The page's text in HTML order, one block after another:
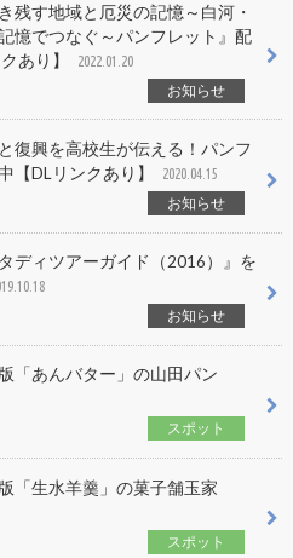
残す地域と厄災の記憶～白河・
憶でつなぐ～パンフレット』配
あり】
2022.01.20
お知らせ
復興を高校生が伝える！パンフ
【DLリンクあり】
2020.04.15
お知らせ
ディツアーガイド（2016）』を
お知らせ
「あんバター」の山田パン
スポット
「生水羊羹」の菓子舗玉家
スポット